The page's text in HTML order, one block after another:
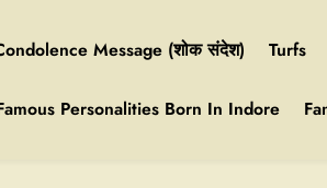
Message (शोक संदेश) Turfs
Personalities Born In Indore